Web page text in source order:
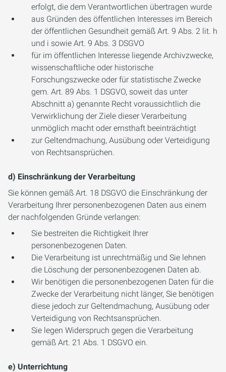
erfolgt, die dem Verantwortlichen übertragen wurde
aus Gründen des öffentlichen Interesses im Bereich
der öffentlichen Gesundheit gemäß Art. 9 Abs. 2 lit. h
und i sowie Art. 9 Abs. 3 DSGVO
für im öffentlichen Interesse liegende Archivzwecke,
wissenschaftliche oder historische
Forschungszwecke oder für statistische Zwecke
gem. Art. 89 Abs. 1 DSGVO, soweit das unter
Abschnitt a) genannte Recht voraussichtlich die
Verwirklichung der Ziele dieser Verarbeitung
unmöglich macht oder ernsthaft beeinträchtigt
zur Geltendmachung, Ausübung oder Verteidigung
von Rechtsansprüchen.
d) Einschränkung der Verarbeitung
Sie können gemäß Art. 18 DSGVO die Einschränkung der
Verarbeitung Ihrer personenbezogenen Daten aus einem
der nachfolgenden Gründe verlangen:
Sie bestreiten die Richtigkeit Ihrer
personenbezogenen Daten.
Die Verarbeitung ist unrechtmäßig und Sie lehnen
die Löschung der personenbezogenen Daten ab.
Wir benötigen die personenbezogenen Daten für die
Zwecke der Verarbeitung nicht länger, Sie benötigen
diese jedoch zur Geltendmachung, Ausübung oder
Verteidigung von Rechtsansprüchen.
Sie legen Widerspruch gegen die Verarbeitung
gemäß Art. 21 Abs. 1 DSGVO ein.
e) Unterrichtung